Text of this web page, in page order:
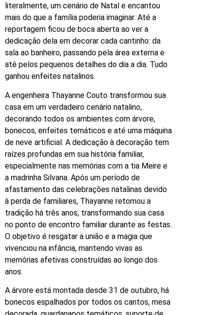
literalmente, um cenário de Natal e encantou
mais do que a família poderia imaginar. Até a
reportagem ficou de boca aberta ao ver a
dedicação dela em decorar cada cantinho: da
sala ao banheiro, passando pela área externa e
até pelos pequenos detalhes do dia a dia. Tudo
ganhou enfeites natalinos.
A engenheira Thayanne Couto transformou sua
casa em um verdadeiro cenário natalino,
decorando todos os ambientes com árvore,
bonecos, enfeites temáticos e até uma máquina
de neve artificial. A dedicação à decoração tem
raízes profundas em sua história familiar,
especialmente nas memórias com a tia Meire e
a madrinha Silvana. Após um período de
afastamento das celebrações natalinas devido
à perda de familiares, Thayanne retomou a
tradição há três anos, transformando sua casa
no ponto de encontro familiar durante as festas.
O objetivo é resgatar a união e a magia que
vivenciou na infância, mantendo vivas as
memórias afetivas construídas ao longo dos
anos.
A árvore está montada desde 31 de outubro, há
bonecos espalhados por todos os cantos, mesa